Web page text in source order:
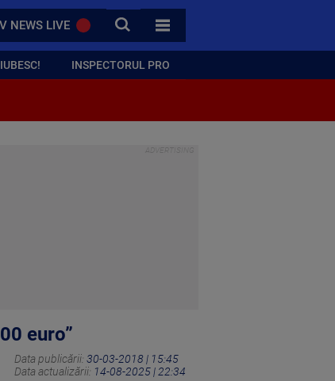
NEWS LIVE CAUTA
TOATE CATEGORIILE
INSPECTORUL PRO
euro”
Data publicării: 30-03-2018 | 15:45
Data actualizării: 14-08-2025 | 22:34